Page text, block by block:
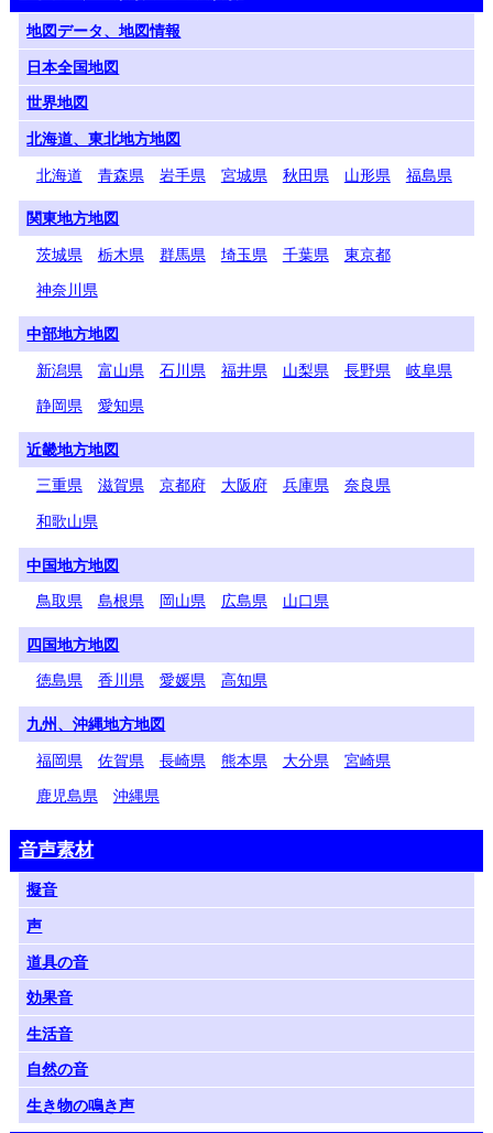
地図データ、地図情報
日本全国地図
世界地図
北海道、東北地方地図
北海道
青森県 岩手県 宮城県 秋田県 山形県 福島県
関東地方地図
茨城県
栃木県 群馬県 埼玉県 千葉県
東京都
神奈川県
中部地方地図
新潟県
富山県 石川県 福井県 山梨県 長野県
岐阜県
静岡県
愛知県
近畿地方地図
三重県
滋賀県 京都府 大阪府 兵庫県
奈良県
和歌山県
中国地方地図
鳥取県
島根県 岡山県 広島県 山口県
四国地方地図
徳島県
香川県 愛媛県 高知県
九州、沖縄地方地図
福岡県
佐賀県 長崎県 熊本県 大分県
宮崎県
鹿児島県
沖縄県
音声素材
擬音
声
道具の音
効果音
生活音
自然の音
生き物の鳴き声